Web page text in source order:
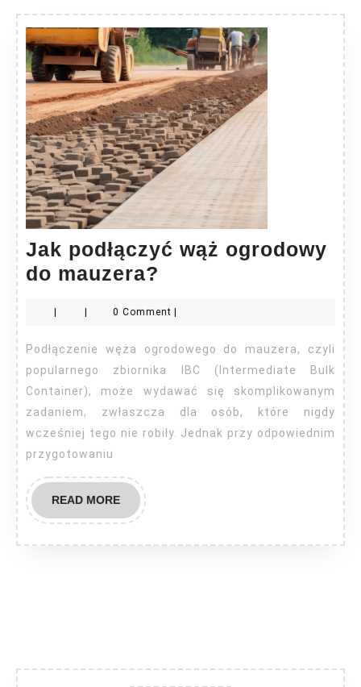
Jak podłączyć wąż ogrodowy
do mauzera?
wąż
ogrodowy
do
mauzera?
0 Comment
Podłączenie węża ogrodowego do mauzera, czyli
popularnego zbiornika IBC (Intermediate Bulk
Container), może wydawać się skomplikowanym
zadaniem, zwłaszcza dla osób, które nigdy
wcześniej tego nie robiły. Jednak przy odpowiednim
przygotowaniu
READ MOREREAD
MORE